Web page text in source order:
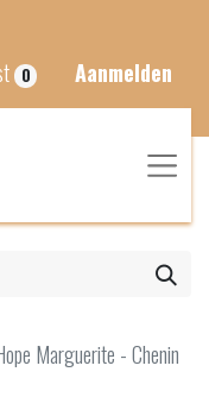
0 Aanmelden
Marguerite - Chenin